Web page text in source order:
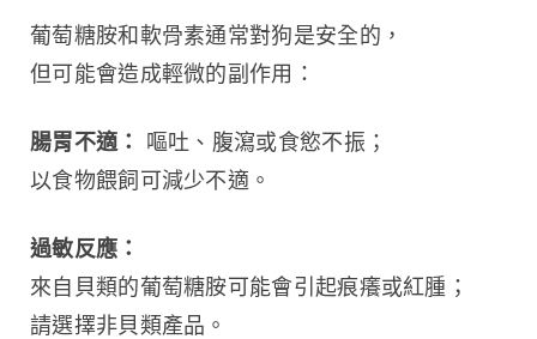
葡萄糖胺和軟骨素通常對狗是安全的，
但可能會造成輕微的副作用：
腸胃不適：
嘔吐、腹瀉或食慾不振；
以食物餵飼可減少不適。
過敏反應：
來自貝類的葡萄糖胺可能會引起痕癢或紅腫；
請選擇非貝類產品。